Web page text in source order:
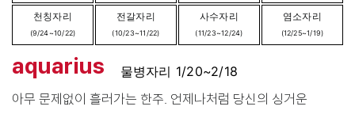
천칭자리
(9/24~10/22)
전갈자리
(10/23~11/22)
사수자리
(11/23~12/24)
염소자리
(12/25~1/19)
aquarius
물병자리 1/20~2/18
아무 문제없이 흘러가는 한주. 언제나처럼 당신의 싱거운